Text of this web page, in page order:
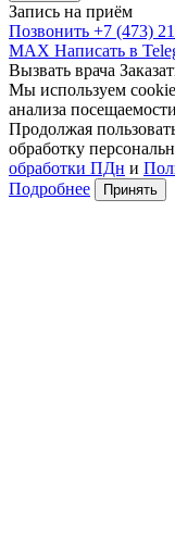
Запись на приём
Позвонить +7 (473)
MAX Написать в
Вызвать врача
Мы используем
анализа
Продолжая
обработку
обработки ПДн и
Подробнее
Принять